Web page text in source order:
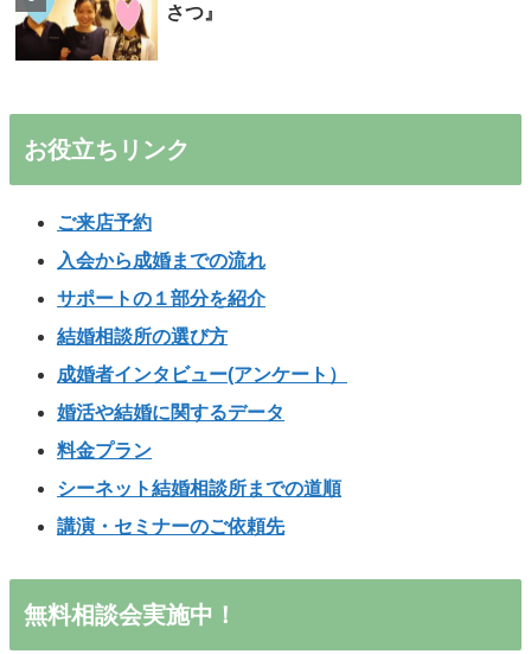
さつ』
お役立ちリンク
ご来店予約
入会から成婚までの流れ
サポートの１部分を紹介
結婚相談所の選び方
成婚者インタビュー(アンケート）
婚活や結婚に関するデータ
料金プラン
シーネット結婚相談所までの道順
講演・セミナーのご依頼先
無料相談会実施中！